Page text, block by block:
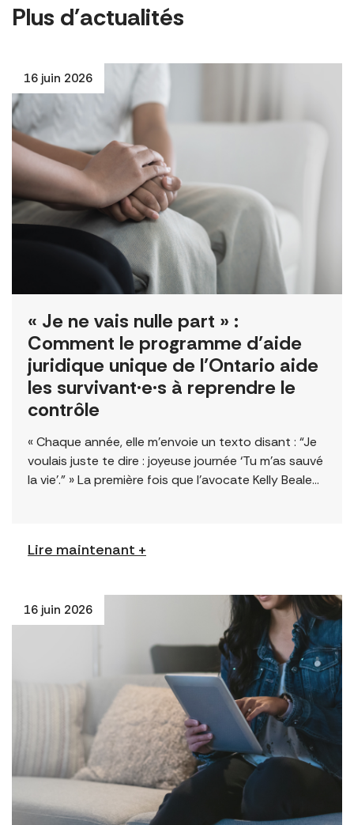
Plus d'actualités
16 juin 2026
« Je ne vais nulle part » :
Comment le programme d’aide
juridique unique de l’Ontario aide
les survivant·e·s à reprendre le
contrôle
« Chaque année, elle m’envoie un texto disant : “Je
voulais juste te dire : joyeuse journée ‘Tu m’as sauvé
la vie’.” » La première fois que l’avocate Kelly Beale
Lire maintenant +
16 juin 2026